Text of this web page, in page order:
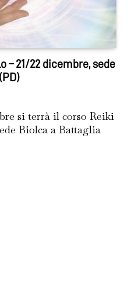
– 21/22 dicembre, sede
si terrà il corso Reiki
Biolca a Battaglia